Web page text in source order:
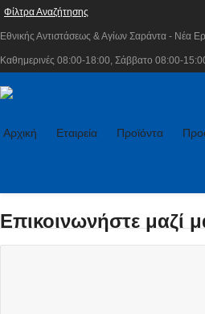
Φίλτρα Αναζήτησης
Εθνικής Αντιστάσεως & Αγίων Σαράντα - Νέα
Καθημερινές 08:00-18:00, Σάββατο 08:00-
Αρχική Εταιρεία Προϊόντα
Επικοινωνήστε μαζί